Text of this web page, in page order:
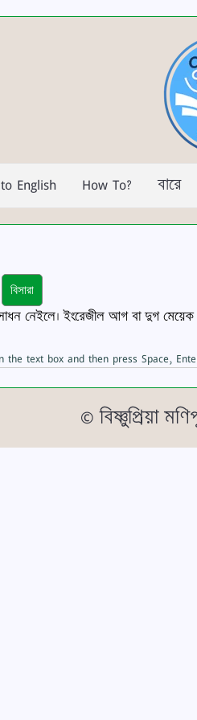
English How To? বারে
বিসারা
নেইলে। ইংরেজীল আগ বা দুগ
text box and then press Space,
© বিষ্ণুপ্রিয়া